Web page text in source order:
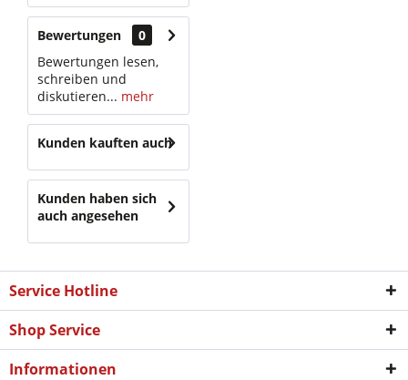
Bewertungen
0
Bewertungen lesen,
schreiben und
diskutieren... mehr
Kunden kauften auch
Kunden haben sich
auch angesehen
Service Hotline
Shop Service
Informationen